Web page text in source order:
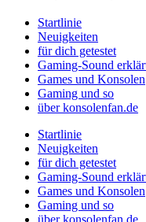
Startlinie
Neuigkeiten
für dich getestet
Gaming-Sound
Games und Konsolen
Gaming und so
über konsolenfan.de
Startlinie
Neuigkeiten
für dich getestet
Gaming-Sound
Games und Konsolen
Gaming und so
über konsolenfan.de